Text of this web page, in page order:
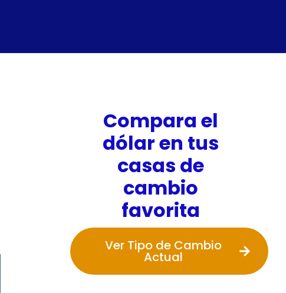
Compara el
dólar en tus
casas de
cambio
favorita
Ver Tipo de Cambio
Actual